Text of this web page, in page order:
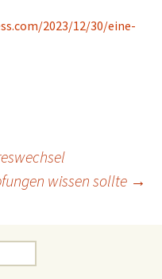
2023/12/30/eine-
wissen sollte →